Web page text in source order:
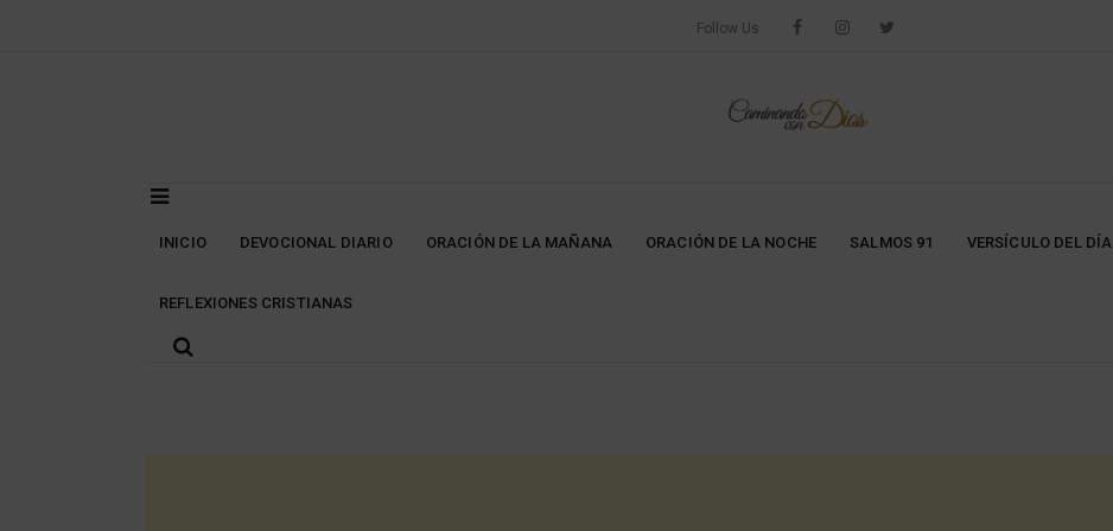
Follow Us
INICIO DEVOCIONAL DIARIO ORACIÓN DE LA MAÑANA ORACIÓN DE LA NOCHE SALMOS 91 VERSÍCULO DEL DÍA
REFLEXIONES CRISTIANAS